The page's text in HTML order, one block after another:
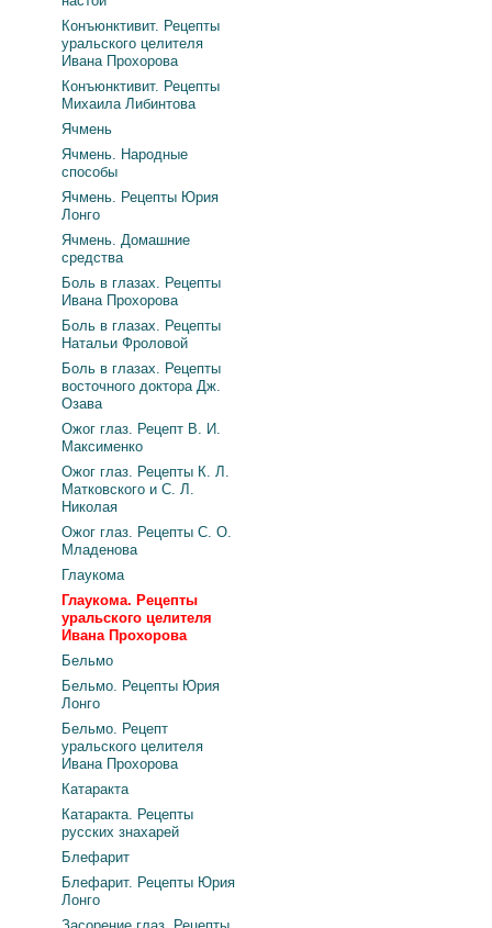
Конъюнктивит. Рецепты
уральского целителя
Ивана Прохорова
Конъюнктивит. Рецепты
Михаила Либинтова
Ячмень
Ячмень. Народные
способы
Ячмень. Рецепты Юрия
Лонго
Ячмень. Домашние
средства
Боль в глазах. Рецепты
Ивана Прохорова
Боль в глазах. Рецепты
Натальи Фроловой
Боль в глазах. Рецепты
восточного доктора Дж.
Озава
Ожог глаз. Рецепт В. И.
Максименко
Ожог глаз. Рецепты К. Л.
Матковского и С. Л.
Николая
Ожог глаз. Рецепты С. О.
Младенова
Глаукома
Глаукома. Рецепты
уральского целителя
Ивана Прохорова
Бельмо
Бельмо. Рецепты Юрия
Лонго
Бельмо. Рецепт
уральского целителя
Ивана Прохорова
Катаракта
Катаракта. Рецепты
русских знахарей
Блефарит
Блефарит. Рецепты Юрия
Лонго